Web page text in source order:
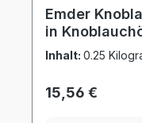
Sie in unserer
Emder
in
500g Schale
Inhalt: 0.25
Regulärer Preis:
15,56 €